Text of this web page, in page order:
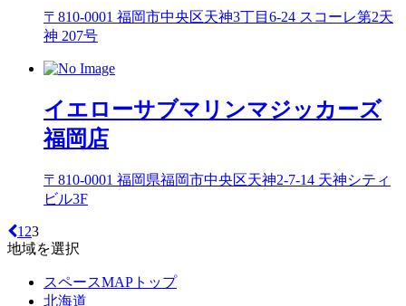
〒810-0001 福岡市中央区天神3丁目6-24 スコーレ第2天
神 207号
イエローサブマリンマジッカーズ
福岡店
〒810-0001 福岡県福岡市中央区天神2-7-14 天神シティ
ビル3F
1 23
地域を選択
スペースMAPトップ
北海道